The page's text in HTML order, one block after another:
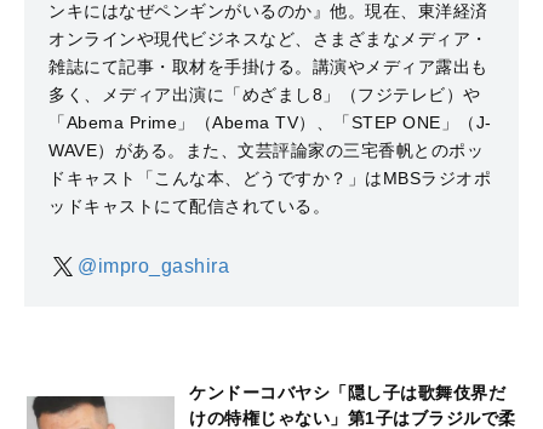
ンキにはなぜペンギンがいるのか』他。現在、東洋経済
オンラインや現代ビジネスなど、さまざまなメディア・
雑誌にて記事・取材を手掛ける。講演やメディア露出も
多く、メディア出演に「めざまし8」（フジテレビ）や
「Abema Prime」（Abema TV）、「STEP ONE」（J-
WAVE）がある。また、文芸評論家の三宅香帆とのポッ
ドキャスト「こんな本、どうですか？」はMBSラジオポ
ッドキャストにて配信されている。
@impro_gashira
ケンドーコバヤシ「隠し子は歌舞伎界だ
けの特権じゃない」第1子はブラジルで柔